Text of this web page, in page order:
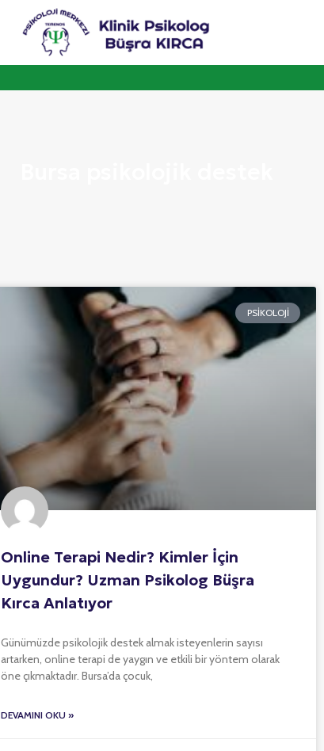
PSIKOLOJI
Online Terapi Nedir? Kimler İçin
Uygundur? Uzman Psikolog Büşra
Kırca Anlatıyor
Günümüzde psikolojik destek almak isteyenlerin sayısı
artarken, online terapi de yaygın ve etkili bir yöntem olarak
öne çıkmaktadır. Bursa’da çocuk,
DEVAMINI OKU »